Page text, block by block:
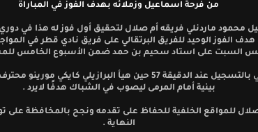
من فرحة اسماعيل وزملائه بهدف الفوز في المباراة
هدف الفوز الوحيد للفريق البرتقالي على فريق نادي قطر في
السبت على استاد سحيم بن حمد ضمن الأسبوع الخامس
ونجح ماردنلي بالتسجيل عند الدقيقة 57 حين هيأ البرازيلي
بينية أمام المرمى ليصوب في الشباك هدفًا لايرد .
للمواقع الخلفية للحفاظ على تقدمه ونجح بالمخافظة على
النهاية .